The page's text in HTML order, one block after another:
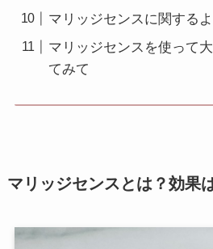
マリッジセンスに関する
マリッジセンスを使って
てみて
マリッジセンスとは？効果